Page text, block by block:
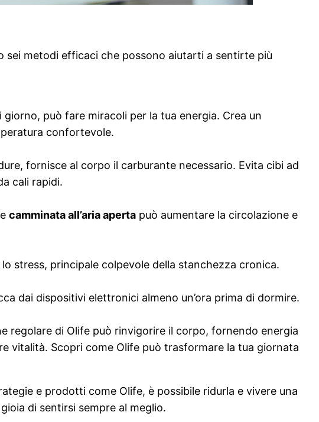
sei metodi efficaci che possono aiutarti a sentirte più
può fare miracoli per la tua energia. Crea un
confortevole.
fornisce al corpo il carburante necessario. Evita cibi ad
cali rapidi.
camminata all’aria aperta può aumentare la circolazione e
stress, principale colpevole della stanchezza cronica.
dai dispositivi elettronici almeno un’ora prima di dormire.
regolare di Olife può rinvigorire il corpo, fornendo energia
vitalità. Scopri come Olife può trasformare la tua giornata
e prodotti come Olife, è possibile ridurla e vivere una
di sentirsi sempre al meglio.